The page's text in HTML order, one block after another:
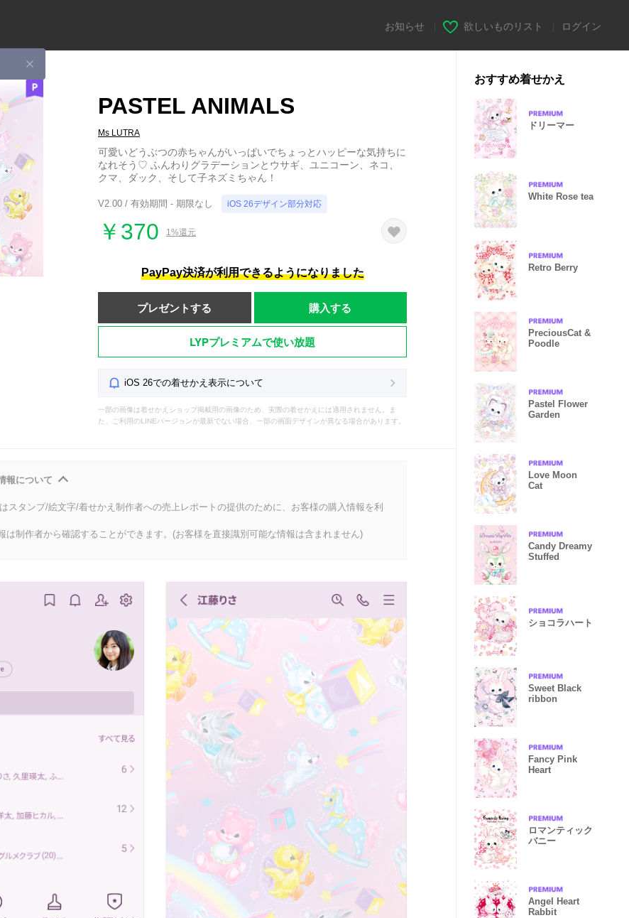
お知らせ 欲しいものリスト ログイン
PASTEL ANIMALS
Ms LUTRA
可愛いどうぶつの赤ちゃんがいっぱいでちょっとハッピーな気持ちに
なれそう♡ ふんわりグラデーションとウサギ、ユニコーン、ネコ、
クマ、ダック、そして子ネズミちゃん！
V2.00 / 有効期間 - 期限なし iOS 26デザイン部分対応
￥370 1%還元
PayPay決済が利用できるようになりました
プレゼントする 購入する
LYPプレミアムで使い放題
iOS 26での着せかえ表示について
一部の画像は着せかえショップ掲載用の画像のため、実際の着せかえには適用されません。ま
た、ご利用のLINEバージョンが最新でない場合、一部の画面デザインが異なる場合があります。
報について
スタンプ/絵文字/着せかえ制作者への売上レポートの提供のために、お客様の購入情報を利
は制作者から確認することができます。(お客様を直接識別可能な情報は含まれません)
おすすめ着せかえ
ドリーマー
White Rose tea
Retro Berry
PreciousCat &
Poodle
Pastel Flower
Garden
Love Moon
Cat
Candy Dreamy
Stuffed
ショコラハート
Sweet Black
ribbon
Fancy Pink
Heart
ロマンティック
バニー
Angel Heart
Rabbit